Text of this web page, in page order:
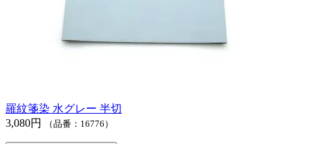
羅紋箋染 水グレー 半切
3,080円
（品番：16776）